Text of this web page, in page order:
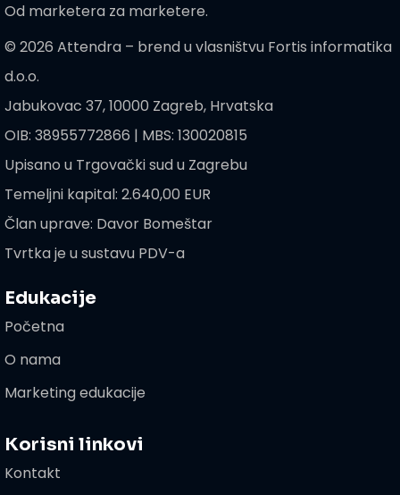
Od marketera za marketere.
© 2026 Attendra – brend u vlasništvu Fortis informatika
d.o.o.
Jabukovac 37, 10000 Zagreb, Hrvatska
OIB: 38955772866 | MBS: 130020815
Upisano u Trgovački sud u Zagrebu
Temeljni kapital: 2.640,00 EUR
Član uprave: Davor Bomeštar
Tvrtka je u sustavu PDV-a
Edukacije
Početna
O nama
Marketing edukacije
Korisni linkovi
Kontakt